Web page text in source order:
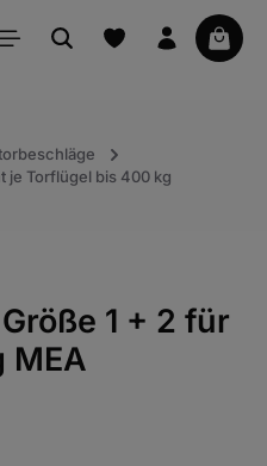
je Torflügel bis 400 kg
1 + 2 für
MEA